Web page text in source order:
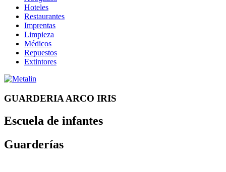
Hoteles
Restaurantes
Imprentas
Limpieza
Médicos
Repuestos
Extintores
GUARDERIA ARCO IRIS
Escuela de infantes
Guarderías